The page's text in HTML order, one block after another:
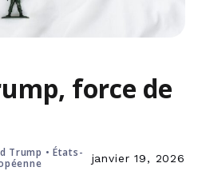
force de
Trump • États-
janvier 19, 2026